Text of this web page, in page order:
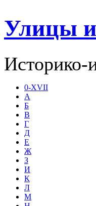
Улицы
Историко-
0-XVII
А
Б
В
Г
Д
Е
Ж
З
И
К
Л
М